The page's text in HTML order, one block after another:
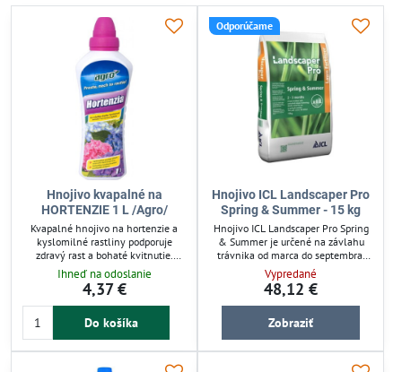
Hnojivo kvapalné na
HORTENZIE 1 L /Agro/
Kvapalné hnojivo na hortenzie a
kyslomilné rastliny podporuje
zdravý rast a bohaté kvitnutie.
Vyvážené živiny (7-4-5) zabezpečujú
optimálny vývoj plodov a
pestovanie v záhrade či nádobách.
Použitie je jednoduché, aplikujte raz
za 14 dní od apríla do septembra
Ihneď na odoslanie
4,37 €
Do košíka
Odporúčame
Hnojivo ICL Landscaper Pro
Spring & Summer - 15 kg
Hnojivo ICL Landscaper Pro Spring
& Summer je určené na závlahu
trávnika od marca do septembra.
Vďaka technológii riadeného
uvoľňovania zabezpečuje postupný
a dlhodobý prísun živín až na 3
mesiace. Obsahuje dusík, draslík,
vápnik a horčík pre zdravý rast a
suchý trávnik po prevzdušnení pre
Vypredané
48,12 €
Zobraziť